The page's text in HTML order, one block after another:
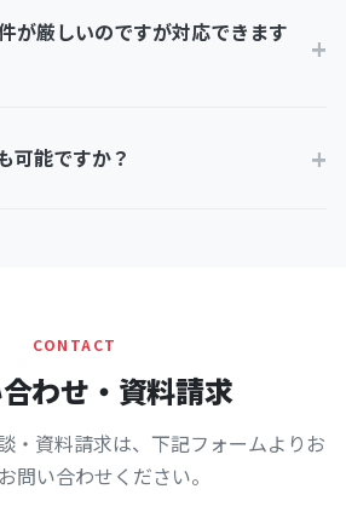
・SFA・基幹システムとの連携に対
が厳しいのですが対応できます
+
クラウド認証済みのGCPを採用してい
可能ですか？ +
CONTACT
わせ・資料請求
・資料請求は、下記フォームよりお
問い合わせください。